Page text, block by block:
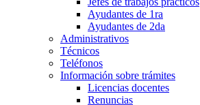
Ayudantes de 1ra
Ayudantes de 2da
Administrativos
Técnicos
Teléfonos
Información sobre trámites
Licencias docentes
Renuncias